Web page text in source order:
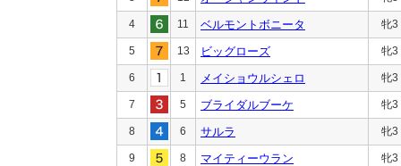
4 11 ベルモントボニータ 牝3
5 13 ビッグローズ 牝3
6 1 メイショウルシェロ 牝3
7 5 ブライダルブーケ 牝3
8 6 サルラ 牝3
9 8 マイティーウラン 牝3